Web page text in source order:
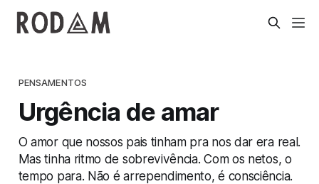
PENSAMENTOS
Urgência de amar
O amor que nossos pais tinham pra nos dar era real.
Mas tinha ritmo de sobrevivência. Com os netos, o
tempo para. Não é arrependimento, é consciência.